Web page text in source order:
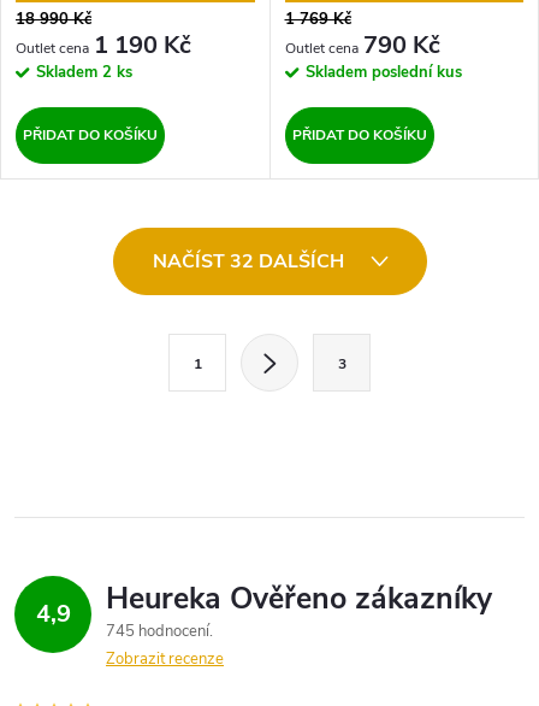
18 990 Kč
1 190 Kč
Skladem 2 ks
PŘIDAT DO KOŠÍKU
1 769 Kč
790 Kč
Skladem poslední kus
PŘIDAT DO KOŠÍKU
í
p
NAČÍST 32 DALŠÍCH
k
v
á
n
1 3
4,9
745 hodnocení
Zobrazit recenze